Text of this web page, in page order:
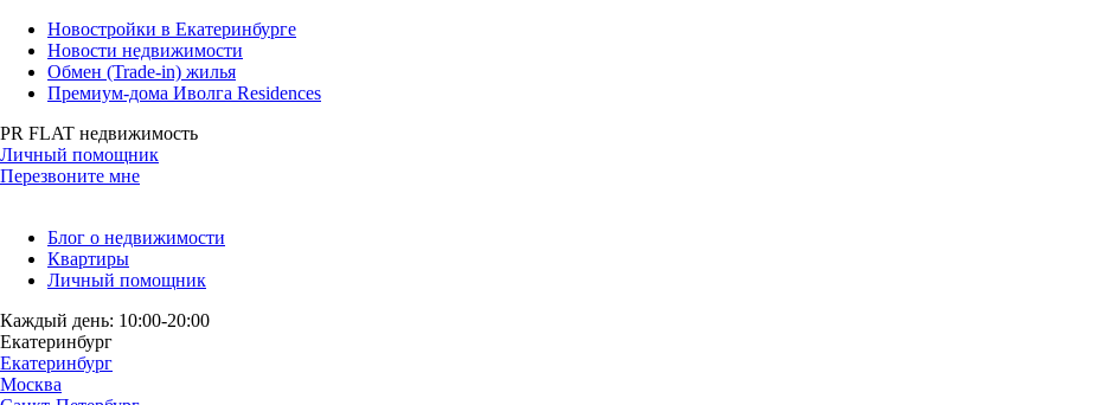
Новостройки в Екатеринбурге
Новости недвижимости
Обмен (Trade-in) жилья
Премиум-дома Иволга Residences
PR FLAT недвижимость
Личный помощник
Перезвоните мне
Блог о недвижимости
Квартиры
Личный помощник
Каждый день: 10:00-20:00
Екатеринбург
Екатеринбург
Москва